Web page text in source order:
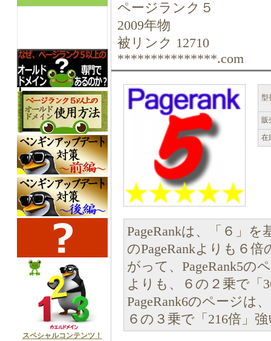
スペシャルコンテンツ！
ページランク５
2009年物
被リンク 12710
***************.com
型
販
在
PageRankは、「６」
のPageRankよりも６
がって、PageRank5の
よりも、６の２乗で「
PageRank6のページは
６の３乗で「216倍」